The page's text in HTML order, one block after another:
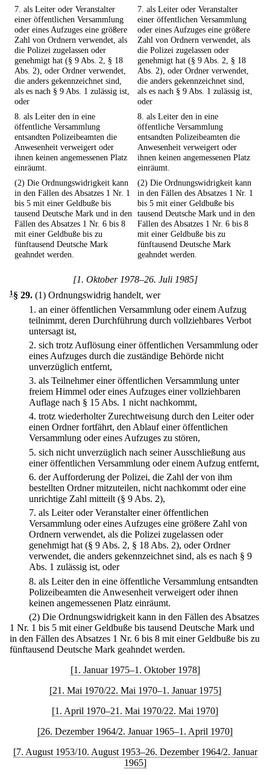
7. als Leiter oder Veranstalter
einer öffentlichen Versammlung
oder eines Aufzuges eine größere
Zahl von Ordnern verwendet, als
die Polizei zugelassen oder
genehmigt hat (§ 9 Abs. 2, § 18
Abs. 2), oder Ordner verwendet,
die anders gekennzeichnet sind,
als es nach § 9 Abs. 1 zulässig ist,
oder
7. als Leiter oder Veranstalter
einer öffentlichen Versammlung
oder eines Aufzuges eine größere
Zahl von Ordnern verwendet, als
die Polizei zugelassen oder
genehmigt hat (§ 9 Abs. 2, § 18
Abs. 2), oder Ordner verwendet,
die anders gekennzeichnet sind,
als es nach § 9 Abs. 1 zulässig ist,
oder
8. als Leiter den in eine
öffentliche Versammlung
entsandten Polizeibeamten die
Anwesenheit verweigert oder
ihnen keinen angemessenen Platz
einräumt.
8. als Leiter den in eine
öffentliche Versammlung
entsandten Polizeibeamten die
Anwesenheit verweigert oder
ihnen keinen angemessenen Platz
einräumt.
(2) Die Ordnungswidrigkeit kann
in den Fällen des Absatzes 1 Nr. 1
bis 5 mit einer Geldbuße bis
tausend Deutsche Mark und in den
Fällen des Absatzes 1 Nr. 6 bis 8
mit einer Geldbuße bis zu
fünftausend Deutsche Mark
geahndet werden.
(2) Die Ordnungswidrigkeit kann
in den Fällen des Absatzes 1 Nr. 1
bis 5 mit einer Geldbuße bis
tausend Deutsche Mark und in den
Fällen des Absatzes 1 Nr. 6 bis 8
mit einer Geldbuße bis zu
fünftausend Deutsche Mark
geahndet werden.
[1. Oktober 1978–26. Juli 1985]
1§ 29. (1) Ordnungswidrig handelt, wer
1. an einer öffentlichen Versammlung oder einem Aufzug
teilnimmt, deren Durchführung durch vollziehbares Verbot
untersagt ist,
2. sich trotz Auflösung einer öffentlichen Versammlung oder
eines Aufzuges durch die zuständige Behörde nicht
unverzüglich entfernt,
3. als Teilnehmer einer öffentlichen Versammlung unter
freiem Himmel oder eines Aufzuges einer vollziehbaren
Auflage nach § 15 Abs. 1 nicht nachkommt,
4. trotz wiederholter Zurechtweisung durch den Leiter oder
einen Ordner fortfährt, den Ablauf einer öffentlichen
Versammlung oder eines Aufzuges zu stören,
5. sich nicht unverzüglich nach seiner Ausschließung aus
einer öffentlichen Versammlung oder einem Aufzug entfernt,
6. der Aufforderung der Polizei, die Zahl der von ihm
bestellten Ordner mitzuteilen, nicht nachkommt oder eine
unrichtige Zahl mitteilt (§ 9 Abs. 2),
7. als Leiter oder Veranstalter einer öffentlichen
Versammlung oder eines Aufzuges eine größere Zahl von
Ordnern verwendet, als die Polizei zugelassen oder
genehmigt hat (§ 9 Abs. 2, § 18 Abs. 2), oder Ordner
verwendet, die anders gekennzeichnet sind, als es nach § 9
Abs. 1 zulässig ist, oder
8. als Leiter den in eine öffentliche Versammlung entsandten
Polizeibeamten die Anwesenheit verweigert oder ihnen
keinen angemessenen Platz einräumt.
(2) Die Ordnungswidrigkeit kann in den Fällen des Absatzes
1 Nr. 1 bis 5 mit einer Geldbuße bis tausend Deutsche Mark und
in den Fällen des Absatzes 1 Nr. 6 bis 8 mit einer Geldbuße bis zu
fünftausend Deutsche Mark geahndet werden.
[1. Januar 1975–1. Oktober 1978]
[21. Mai 1970/22. Mai 1970–1. Januar 1975]
[1. April 1970–21. Mai 1970/22. Mai 1970]
[26. Dezember 1964/2. Januar 1965–1. April 1970]
[7. August 1953/10. August 1953–26. Dezember 1964/2. Januar
1965]